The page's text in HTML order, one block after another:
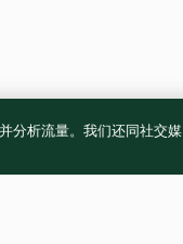
分析流量。我们还同社交媒